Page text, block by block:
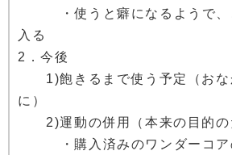
・使うと癖になるようで、
入る
2．今後
1)飽きるまで使う予定（おな
に）
2)運動の併用（本来の目的の
・購入済みのワンダーコア